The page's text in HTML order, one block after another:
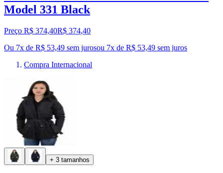
Model 331 Black
Preço R$ 374,40R$ 374,40
Ou 7x de R$ 53,49 sem jurosou 7x de R$ 53,49 sem juros
Compra Internacional
+ 3 tamanhos